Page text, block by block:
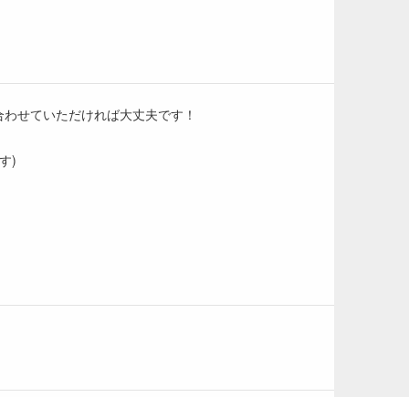
せていただければ大丈夫です！
)